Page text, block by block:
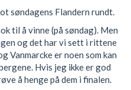
søndagens Flandern rundt.
til å vinne (på søndag). Men
og det har vi sett i rittene
Vanmarcke er noen som kan
Hvis jeg ikke er god
å henge på dem i finalen.